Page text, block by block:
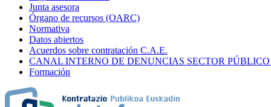
Junta asesora
Órgano de recursos (OARC)
Normativa
Datos abiertos
Acuerdos sobre contratación C.A.E.
CANAL INTERNO DE DENUNCIAS SECTOR
Formación